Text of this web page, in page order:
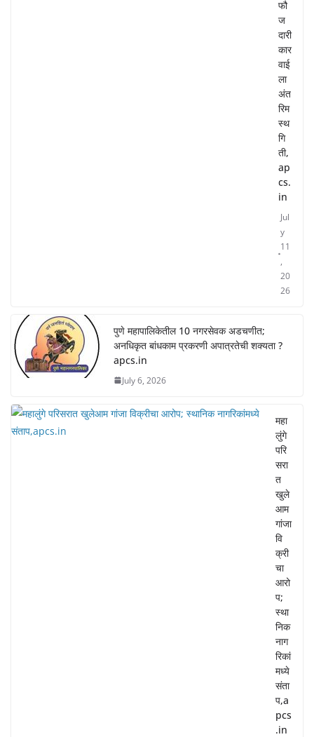
फौ
ज
दारी
कार
वाई
ला
अंत
रिम
स्थ
गि
ती,
ap
cs.
in
Jul
y
11
,
20
26
पुणे महापालिकेतील 10 नगरसेवक अडचणीत;
अनधिकृत बांधकाम प्रकरणी अपात्रतेची शक्यता ?
apcs.in
July 6, 2026
महा
लुंगे
परि
सरा
त
खुले
आम
गांजा
वि
क्री
चा
आरो
प;
स्था
निक
नाग
रिकां
मध्ये
संता
प,a
pcs
.in